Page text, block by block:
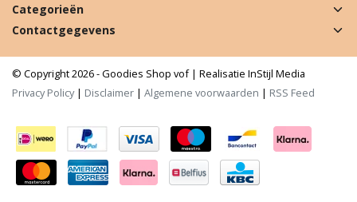
Categorieën
Contactgegevens
© Copyright 2026 - Goodies Shop vof | Realisatie InStijl Media
Privacy Policy| Disclaimer | Algemene voorwaarden | RSS Feed